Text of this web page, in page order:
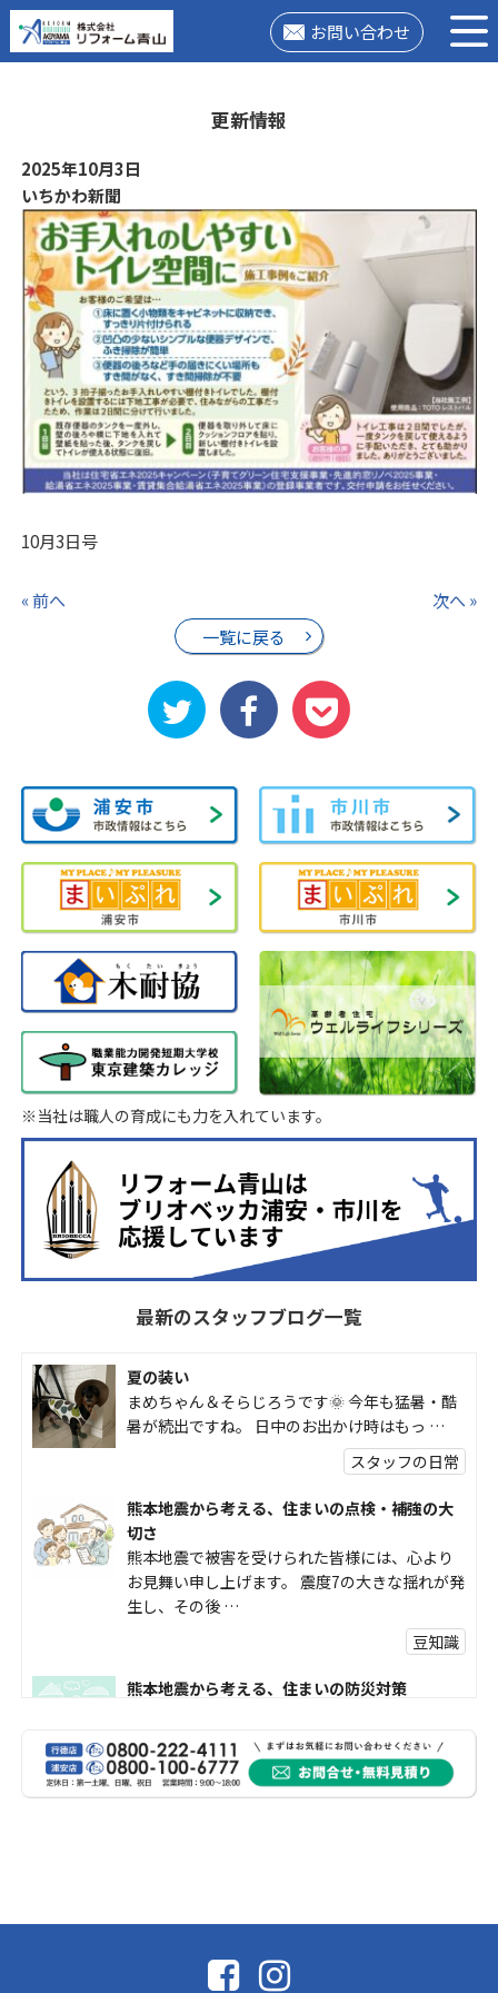
お問い合わせ
更新情報
2025年10月3日
いちかわ新聞
10月3日号
« 前へ
一覧に戻る
次へ »
※当社は職人の育成にも力を入れています。
最新のスタッフブログ一覧
夏の装い
まめちゃん＆そらじろうです🌞 今年も猛暑・酷
暑が続出ですね。 日中のお出かけ時はもっ …
スタッフの日常
熊本地震から考える、住まいの点検・補強の大
切さ
熊本地震で被害を受けられた皆様には、心より
お見舞い申し上げます。 震度7の大きな揺れが発
生し、その後 …
豆知識
熊本地震から考える、住まいの防災対策
受けられた皆様に、心よりお見舞い申し上げま
す。 今回の地震 …
社長コラム